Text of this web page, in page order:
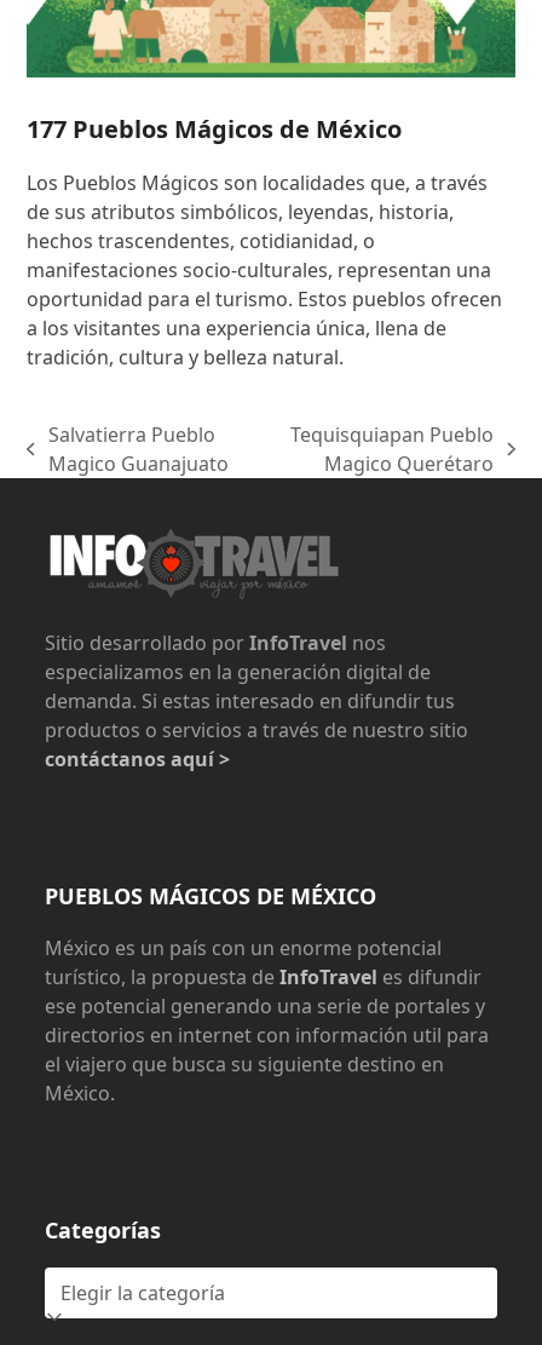
177 Pueblos Mágicos de México
Los Pueblos Mágicos son localidades que, a través
de sus atributos simbólicos, leyendas, historia,
hechos trascendentes, cotidianidad, o
manifestaciones socio-culturales, representan una
oportunidad para el turismo. Estos pueblos ofrecen
a los visitantes una experiencia única, llena de
tradición, cultura y belleza natural.
previous
Salvatierra Pueblo
Magico Guanajuato
Tequisquiapan Pueblo
Magico Querétaro
Sitio desarrollado porInfoTravel nos
especializamos en la generación digital de
demanda. Si estas interesado en difundir tus
productos o servicios a través de nuestro sitio
contáctanos aquí >
PUEBLOS MÁGICOS DE MÉXICO
México es un país con un enorme potencial
turístico, la propuesta deInfoTravel es difundir
ese potencial generando una serie de portales y
directorios en internet con información util para
el viajero que busca su siguiente destino en
México.
Categorías
Categorías